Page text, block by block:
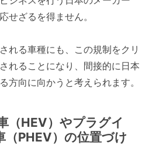
せざるを得ません。
れる車種にも、この規制をクリ
れることになり、間接的に日本
方向に向かうと考えられます。
（HEV）やプラグイ
PHEV）の位置づけ